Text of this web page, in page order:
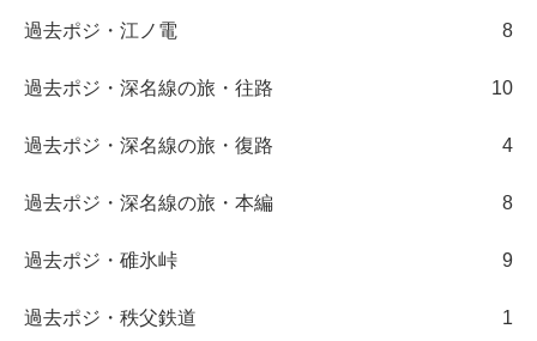
過去ポジ・江ノ電 8
過去ポジ・深名線の旅・往路 10
過去ポジ・深名線の旅・復路 4
過去ポジ・深名線の旅・本編 8
過去ポジ・碓氷峠 9
過去ポジ・秩父鉄道 1